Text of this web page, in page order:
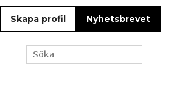
Skapa profil Nyhetsbrevet